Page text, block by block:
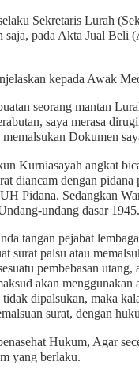
Sekretaris Lurah
saja, pada Akta Jual Beli
kepada Awak
seorang mantan
saya merasa
Dokumen
Kurniasayah angkat
diancam dengan
Pidana. Sedangkan
undang dasar 1945.
tangan pejabat
surat palsu atau
pembebasan
akan
dipalsukan, maka
surat, dengan
Hukum, Agar
yang berlaku.